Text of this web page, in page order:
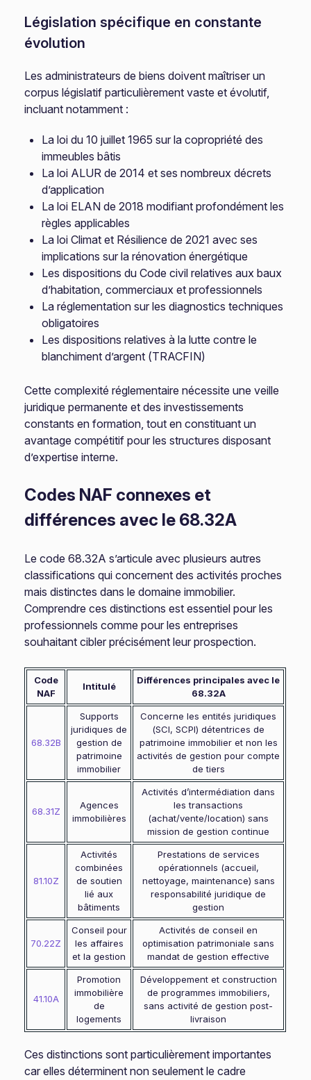
Législation spécifique en constante
évolution
Les administrateurs de biens doivent maîtriser un
corpus législatif particulièrement vaste et évolutif,
incluant notamment :
La loi du 10 juillet 1965 sur la copropriété des
immeubles bâtis
La loi ALUR de 2014 et ses nombreux décrets
d’application
La loi ELAN de 2018 modifiant profondément les
règles applicables
La loi Climat et Résilience de 2021 avec ses
implications sur la rénovation énergétique
Les dispositions du Code civil relatives aux baux
d’habitation, commerciaux et professionnels
La réglementation sur les diagnostics techniques
obligatoires
Les dispositions relatives à la lutte contre le
blanchiment d’argent (TRACFIN)
Cette complexité réglementaire nécessite une veille
juridique permanente et des investissements
constants en formation, tout en constituant un
avantage compétitif pour les structures disposant
d’expertise interne.
Codes NAF connexes et
différences avec le 68.32A
Le code 68.32A s’articule avec plusieurs autres
classifications qui concernent des activités proches
mais distinctes dans le domaine immobilier.
Comprendre ces distinctions est essentiel pour les
professionnels comme pour les entreprises
souhaitant cibler précisément leur prospection.
Code
NAF
Intitulé
Différences principales avec le
68.32A
68.32B
Supports
juridiques de
gestion de
patrimoine
immobilier
Concerne les entités juridiques
(SCI, SCPI) détentrices de
patrimoine immobilier et non les
activités de gestion pour compte
de tiers
68.31Z
Agences
immobilières
Activités d’intermédiation dans
les transactions
(achat/vente/location) sans
mission de gestion continue
81.10Z
Activités
combinées
de soutien
lié aux
bâtiments
Prestations de services
opérationnels (accueil,
nettoyage, maintenance) sans
responsabilité juridique de
gestion
70.22Z
Conseil pour
les affaires
et la gestion
Activités de conseil en
optimisation patrimoniale sans
mandat de gestion effective
41.10A
Promotion
immobilière
de
logements
Développement et construction
de programmes immobiliers,
sans activité de gestion post-
livraison
Ces distinctions sont particulièrement importantes
car elles déterminent non seulement le cadre